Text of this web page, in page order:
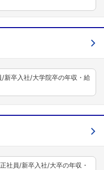
卒入社/大学院卒の年収・給
社員/新卒入社/大卒の年収・